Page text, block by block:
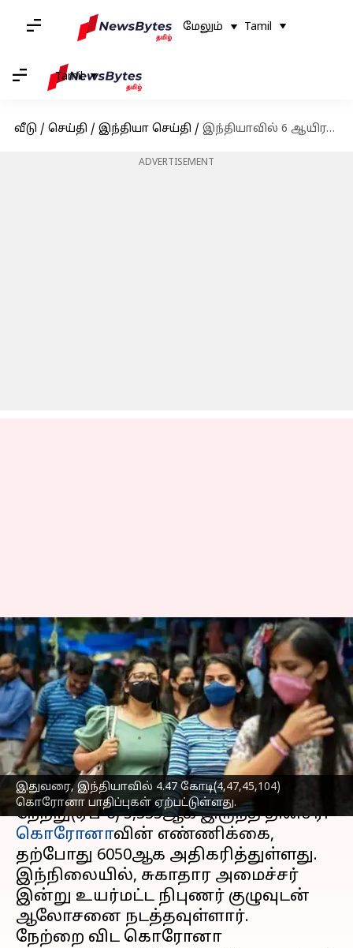
மேலும் Tamil
Tamil
வீடு / செய்தி / இந்தியா செய்தி / இந்தியாவில் 6 ஆயிரத்தை தாண்டிய கொரோனா: ஒரே நாளில் 14 உயிரிழப்புகள்
ADVERTISEMENT
இதுவரை, இந்தியாவில் 4.47 கோடி(4,47,45,104)
கொரோனா பாதிப்புகள் ஏற்பட்டுள்ளது.
இந்தியாவில் 6
ஆயிரத்தை தாண்டிய
கொரோனா: ஒரே நாளில்
14 உயிரிழப்புகள்
எழுதியவர் Sindhuja SM Apr 07, 2023 01:07 pm
செய்தி முன்னோட்டம்
நேற்று(ஏப்-6) 5,335ஆக இருந்த தினசரி
கொரோனாவின் எண்ணிக்கை,
தற்போது 6050ஆக அதிகரித்துள்ளது.
இந்நிலையில், சுகாதார அமைச்சர்
இன்று உயர்மட்ட நிபுணர் குழுவுடன்
ஆலோசனை நடத்தவுள்ளார்.
நேற்றை விட கொரோனா